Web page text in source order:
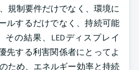
規制要件だけでなく、環境に
ルするだけでなく、持続可能
の結果、LEDディスプレイ
先する利害関係者にとってよ
ため、エネルギー効率と持続